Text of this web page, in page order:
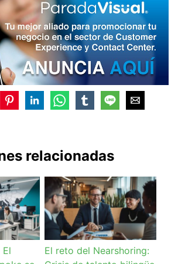
relacionadas
El
El reto del Nearshoring: